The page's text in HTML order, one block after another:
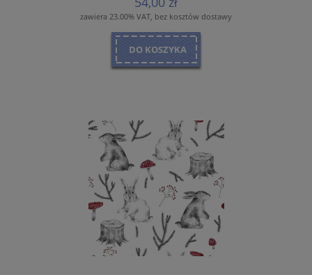
zawiera 23.00% VAT, bez kosztów dostawy
DO KOSZYKA